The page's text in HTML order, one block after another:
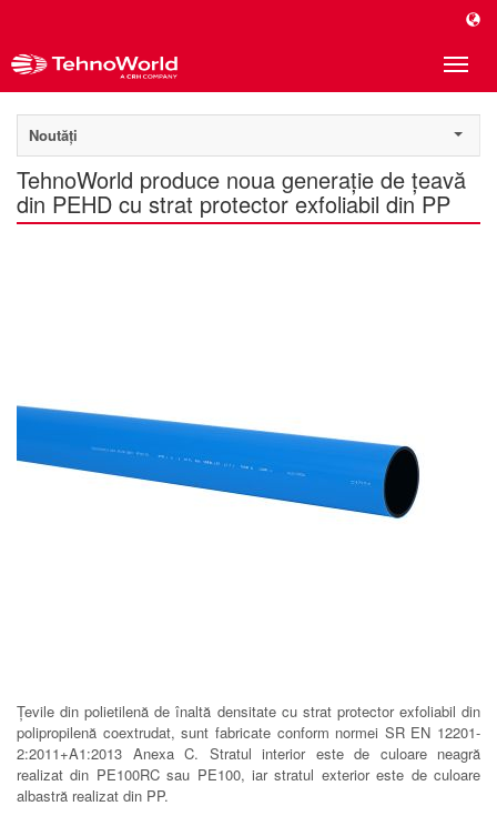
Toggle
Noutăți
TehnoWorld produce noua generație de țeavă
din PEHD cu strat protector exfoliabil din PP
Țevile din polietilenă de înaltă densitate cu strat protector exfoliabil din
polipropilenă coextrudat, sunt fabricate conform normei SR EN 12201-
2:2011+A1:2013 Anexa C. Stratul interior este de culoare neagră
realizat din PE100RC sau PE100, iar stratul exterior este de culoare
albastră realizat din PP.